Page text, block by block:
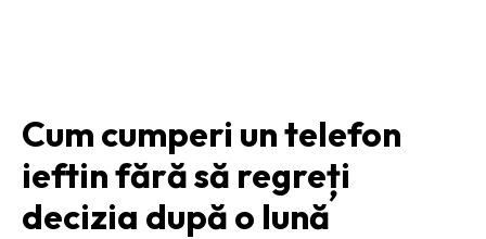
Cum cumperi un telefon
ieftin fără să regreți
decizia după o lună